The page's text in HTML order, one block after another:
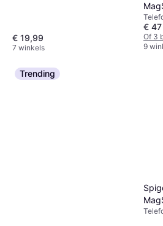
€ 19,99
7 winkels
€ 47
Of 3
9
Trending